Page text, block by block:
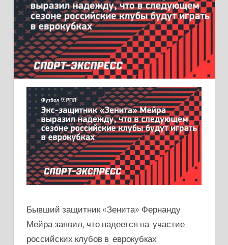
Бывший защитник «Зенита» Фернанду
Мейра заявил, что надеется на участие
российских клубов в еврокубках